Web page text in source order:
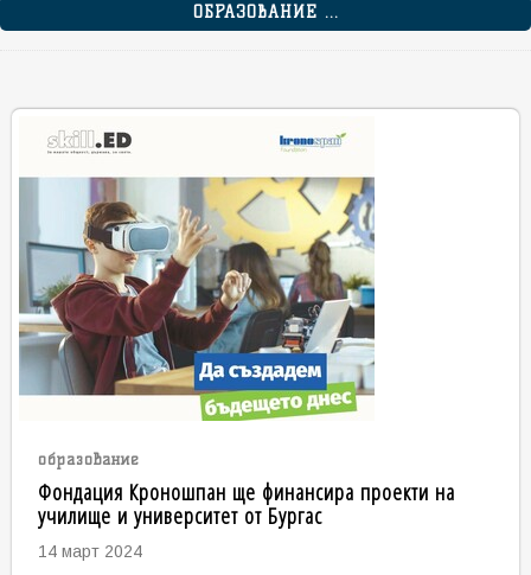
ОБРАЗОВАНИЕ ...
образование
Фондация Кроношпан ще финансира проекти на
училище и университет от Бургас
14 март 2024